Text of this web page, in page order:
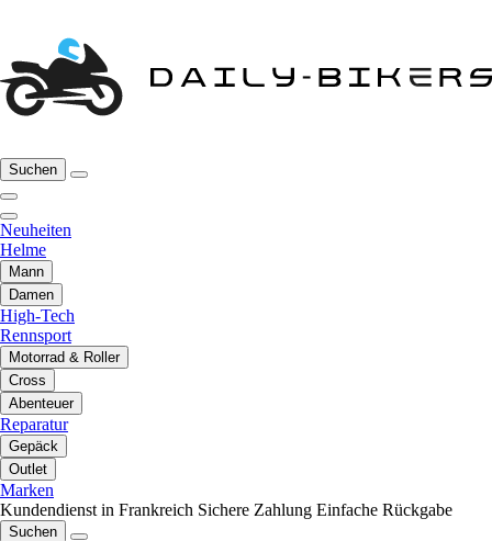
Suchen
Neuheiten
Helme
Mann
Damen
High-Tech
Rennsport
Motorrad & Roller
Cross
Abenteuer
Reparatur
Gepäck
Outlet
Marken
Kundendienst in Frankreich Sichere Zahlung Einfache Rückgabe
Suchen